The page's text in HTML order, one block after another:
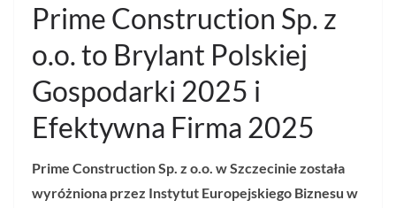
Prime Construction Sp. z
o.o. to Brylant Polskiej
Gospodarki 2025 i
Efektywna Firma 2025
Prime Construction Sp. z o.o. w Szczecinie została
wyróżniona przez Instytut Europejskiego Biznesu w